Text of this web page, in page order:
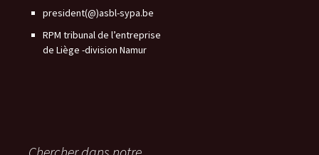
president(@)asbl-sypa.be
RPM tribunal de l’entreprise
de Liège -division Namur